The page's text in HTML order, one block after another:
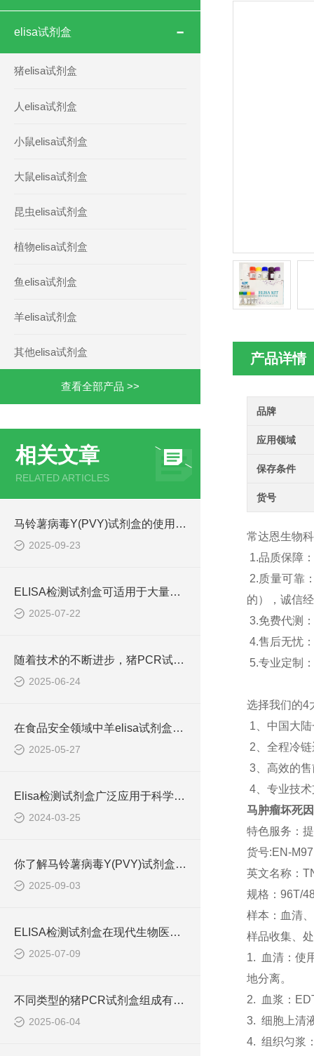
elisa试剂盒
猪elisa试剂盒
人elisa试剂盒
小鼠elisa试剂盒
大鼠elisa试剂盒
昆虫elisa试剂盒
植物elisa试剂盒
鱼elisa试剂盒
羊elisa试剂盒
其他elisa试剂盒
查看全部产品 >>
相关文章
RELATED ARTICLES
马铃薯病毒Y(PVY)试剂盒的使用方法非常简单，一看就会
2025-09-23
ELISA检测试剂盒可适用于大量样本的同时检测
2025-07-22
随着技术的不断进步，猪PCR试剂盒在不断的发展和*
2025-06-24
在食品安全领域中羊elisa试剂盒也有着一定的应用
2025-05-27
Elisa检测试剂盒广泛应用于科学研究和临床诊断中
2024-03-25
你了解马铃薯病毒Y(PVY)试剂盒吗？
2025-09-03
ELISA检测试剂盒在现代生物医学研究中的作用
2025-07-09
不同类型的猪PCR试剂盒组成有所差异
2025-06-04
产品详情
品牌
应用领域
保存条件
货号
常达恩生物
1.品质保障
2.质量可靠
的），诚信
3.免费代测
4.售后无忧
5.专业定制
选择我们的4
1、中国大
2、全程冷
3、高效的
4、专业技
马肿瘤坏死
特色服务：
货号:EN-
英文名称：
规格：96T/
样本：血清
样品收集、
1. 血清：使
地分离。
2. 血浆：
3. 细胞上清
4. 组织匀浆